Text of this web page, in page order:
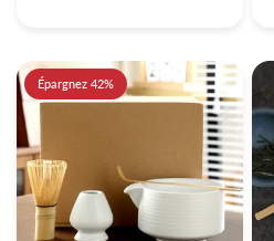
Épargnez 42%